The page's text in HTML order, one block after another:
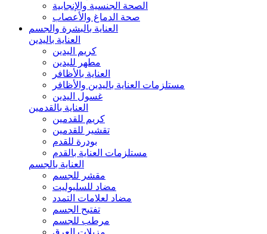
الصحة الجنسية والإنجابية
صحة الدماغ والأعصاب
العناية بالبشرة والجسم
العناية باليدين
كريم اليدين
مطهر لليدين
العناية بالأظافر
مستلزمات العناية باليدين والأظافر
غسول اليدين
العناية بالقدمين
كريم للقدمين
تقشير للقدمين
بودرة للقدم
مستلزمات العناية بالقدم
العناية بالجسم
مقشر للجسم
مضاد للسليوليت
مضاد لعلامات التمدد
تفتيح الجسم
مرطب للجسم
مزيلات العرق